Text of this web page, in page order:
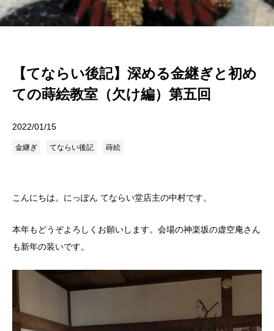
【てならい後記】深める金継ぎと初め
ての蒔絵教室（欠け編）第五回
2022/01/15
金継ぎ てならい後記 蒔絵
こんにちは。にっぽん てならい堂店主の中村です。
本年もどうぞよろしくお願いします。会場の神楽坂の虚空庵さん
も新年の装いです。